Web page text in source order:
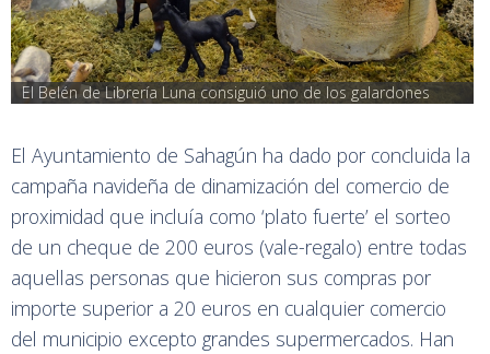
El Belén de Librería Luna consiguió uno de los galardones
El Ayuntamiento de Sahagún ha dado por concluida la
campaña navideña de dinamización del comercio de
proximidad que incluía como ‘plato fuerte’ el sorteo
de un cheque de 200 euros (vale-regalo) entre todas
aquellas personas que hicieron sus compras por
importe superior a 20 euros en cualquier comercio
del municipio excepto grandes supermercados. Han